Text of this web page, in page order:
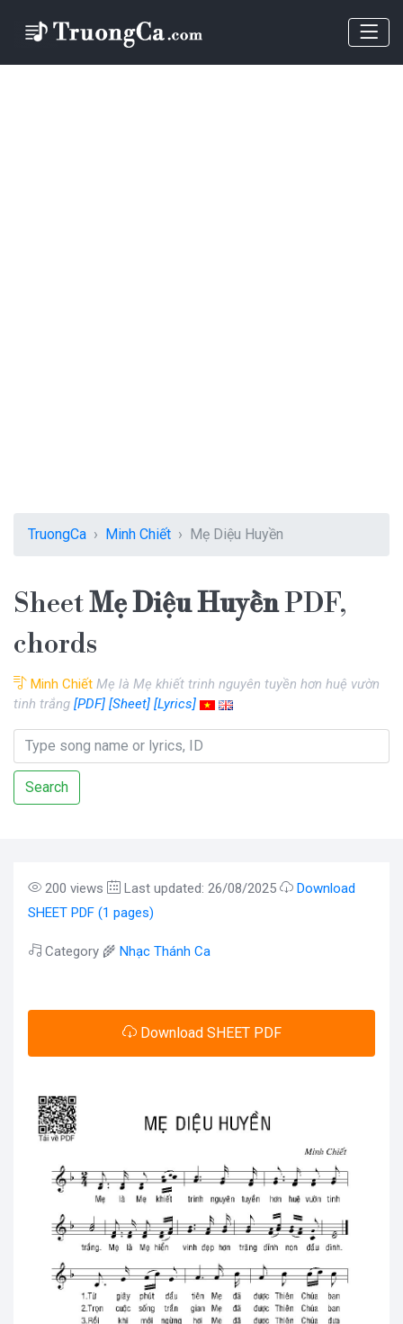
TruongCa Minh Chiết Mẹ Diệu Huyền
SheetMẹ Diệu HuyềnPDF,
chords
Minh Chiết Mẹ là Mẹ khiết trinh nguyên tuyền hơn huệ vườn
tinh trắng [PDF] [Sheet] [Lyrics]
Search
200 views Last updated: 26/08/2025
Download
SHEET PDF (1 pages)
Category 🌾 Nhạc Thánh Ca
Download SHEET PDF